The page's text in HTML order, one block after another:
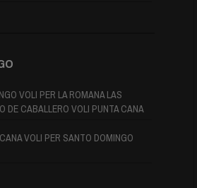
VOLI PER LA ROMANA LAS
DE CABALLERO VOLI PUNTA CANA
VOLI PER SANTO DOMINGO